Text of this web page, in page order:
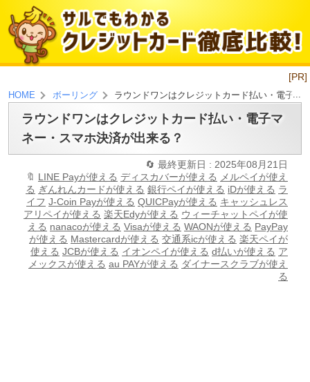
[PR]
HOME ボーリング ラウンドワンはクレジットカード払い・電子マ
ラウンドワンはクレジットカード払い・電子マ
ネー・スマホ決済が出来る？
最終更新日 : 2025年08月21日
LINE Payが使える ディスカバーが使える メルペイが使え
る ぎんれんカードが使える 銀行ペイが使える iDが使える ラ
イフ J-Coin Payが使える QUICPayが使える キャッシュレス
アリペイが使える 楽天Edyが使える ウィーチャットペイが使
える nanacoが使える Visaが使える WAONが使える PayPay
が使える Mastercardが使える 交通系icが使える 楽天ペイが
使える JCBが使える イオンペイが使える d払いが使える ア
メックスが使える au PAYが使える ダイナースクラブが使え
る